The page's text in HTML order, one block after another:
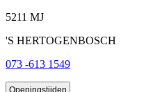
5211 MJ
'S HERTOGENBOSCH
073 -613 1549
Openingstijden